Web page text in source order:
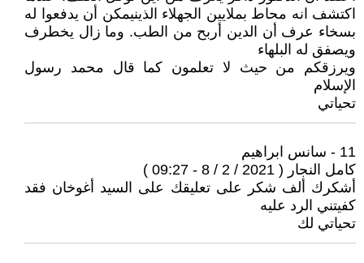
اكتشف انه محاط بملايين الجهلاء الذينيمكن أن يدفعوا له
بسخاء عرف أن الدين أربح من الطب. وما زال يخطرف
ويصفق له البلهاء
ويرزقكم من حيث لا تعلمون كما قال محمد رسول
الإسلام
تحياتي
11 - سانس ابراهيم
كامل النجار ( 2021 / 2 / 8 - 09:27 )
أشكرك ألف شكر على تعليقك على السيد أغوخان فقد
كفيتني الرد عليه
تحياتي لك